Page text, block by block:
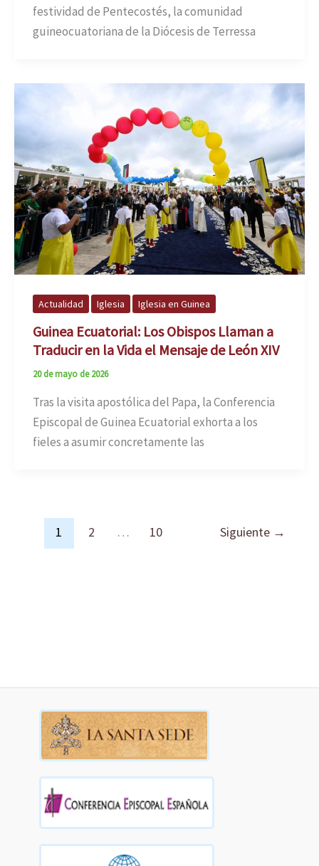
festividad de Pentecostés, la comunidad
guineocuatoriana de la Diócesis de Terressa
Actualidad Iglesia Iglesia en Guinea
Guinea Ecuatorial: Los Obispos Llaman a
Traducir en la Vida el Mensaje de León XIV
20 de mayo de 2026
Tras la visita apostólica del Papa, la Conferencia
Episcopal de Guinea Ecuatorial exhorta a los
fieles a asumir concretamente las
1 2 … 10 Siguiente →